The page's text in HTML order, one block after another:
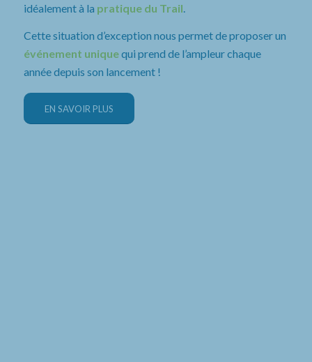
idéalement à la pratique du Trail
Cette situation d’exception nous permet de proposer un
événement uniquequi prend de l’ampleur chaque
année depuis son lancement !
EN SAVOIR PLUS